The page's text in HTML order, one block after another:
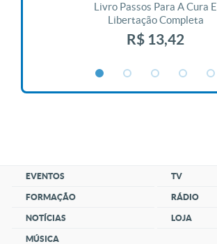
Livro Passos Para A Cura E
Libertação Completa
R$ 13,42
EVENTOS
FORMAÇÃO
NOTÍCIAS
MÚSICA
TV
RÁDIO
LOJA